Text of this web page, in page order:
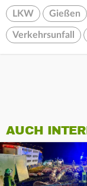
LKW Gießen
Verkehrsunfall
AUCH